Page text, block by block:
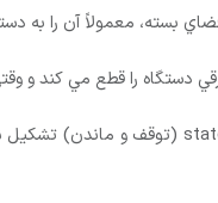
بسته، معمولاً آن را
تنظيم پايين تر رود، دوباره مدار را وصل مي كند و